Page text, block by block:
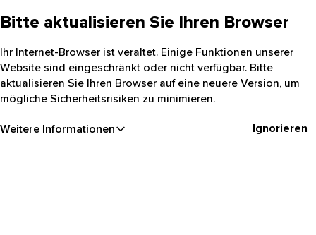
Bitte aktualisieren Sie Ihren Browser
Ihr Internet-Browser ist veraltet. Einige Funktionen unserer
Website sind eingeschränkt oder nicht verfügbar. Bitte
aktualisieren Sie Ihren Browser auf eine neuere Version, um
mögliche Sicherheitsrisiken zu minimieren.
Weitere Informationen Ignorieren